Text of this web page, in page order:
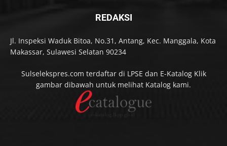
REDAKSI
Jl. Inspeksi Waduk Bitoa, No.31, Antang, Kec. Manggala, Kota
Makassar, Sulawesi Selatan 90234
Sulselekspres.com terdaftar di LPSE dan E-Katalog Klik
gambar dibawah untuk melihat Katalog kami.